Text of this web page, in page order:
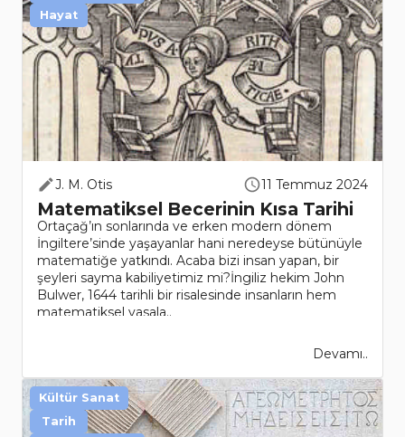
J. M. Otis 11 Temmuz 2024
Matematiksel Becerinin Kısa Tarihi
Ortaçağ’ın sonlarında ve erken modern dönem
İngiltere’sinde yaşayanlar hani neredeyse bütünüyle
matematiğe yatkındı. Acaba bizi insan yapan, bir
şeyleri sayma kabiliyetimiz mi?İngiliz hekim John
Bulwer, 1644 tarihli bir risalesinde insanların hem
matematiksel yasala..
Devamı..
Hayat
Kültür Sanat
Tarih